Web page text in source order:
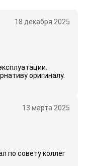
18 декабря 2025
оригиналу.
13 марта 2025
по совету коллег